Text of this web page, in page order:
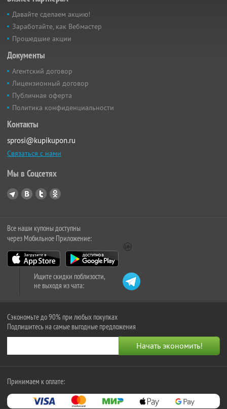
Давайте сделаем акцию!
Заработайте, как Вебмастер
Прошедшие акции
Документы
Агентский договор
Лицензионный договор
Публичная оферта
Политика конфиденциальности
Контакты
sprosi@kupikupon.ru
Связаться с нами
Мы в Соцсетях
Все наши купоны доступны
через Мобильное Приложение:
Ищите скидки поблизости,
не выходя из чата:
Сэкономьте до 90% при любых покупках
Подпишитесь на самые выгодные предложения
Принимаем к оплате: